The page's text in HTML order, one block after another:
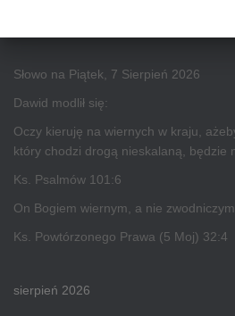
Słowo na Piątek, 7 Sierpień 2026
Dawid modlił się:
Oczy kieruję na wiernych w kraju,
który chodzi drogą nieskalaną, będzie
Ks. Psalmów 101:6
On Bogiem wiernym, a nie
Ks. Powtórzonego Prawa (5 Moj) 32:4
sierpień 2026